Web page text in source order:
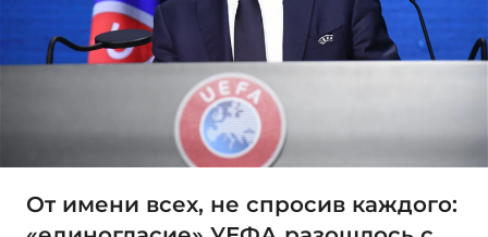
От имени всех, не спросив каждого: